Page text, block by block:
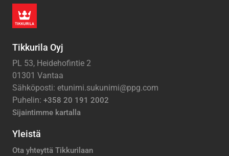
Tikkurila Oyj
PL 53, Heidehofintie 2
01301 Vantaa
Sähköposti: etunimi.sukunimi@ppg.com
Puhelin: +358 20 191 2002
Sijaintimme kartalla
Yleistä
Ota yhteyttä Tikkurilaan